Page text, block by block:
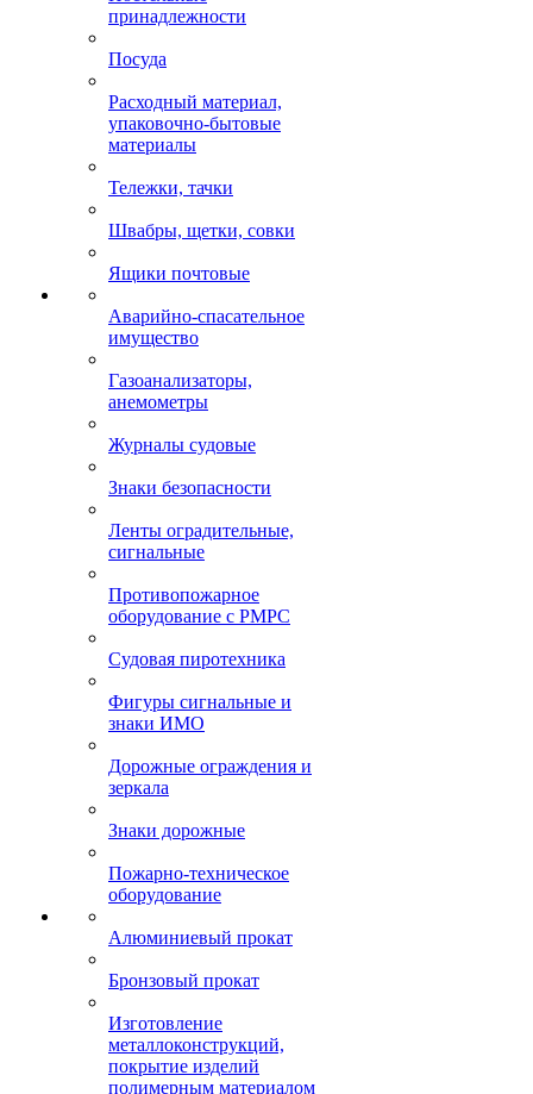
принадлежности
Посуда
Расходный материал,
упаковочно-бытовые
материалы
Тележки, тачки
Швабры, щетки, совки
Ящики почтовые
Аварийно-спасательное
имущество
Газоанализаторы,
анемометры
Журналы судовые
Знаки безопасности
Ленты оградительные,
сигнальные
Противопожарное
оборудование с РМРС
Судовая пиротехника
Фигуры сигнальные и
знаки ИМО
Дорожные ограждения и
зеркала
Знаки дорожные
Пожарно-техническое
оборудование
Алюминиевый прокат
Бронзовый прокат
Изготовление
металлоконструкций,
покрытие изделий
полимерным материалом